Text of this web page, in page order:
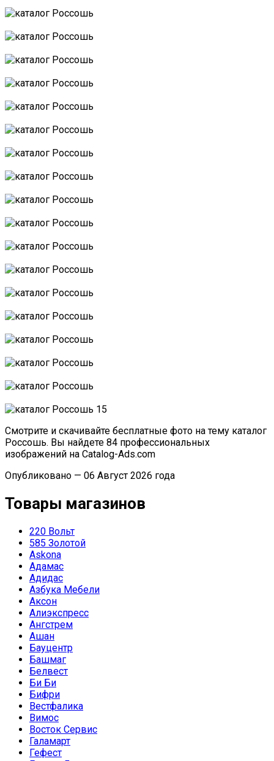
Смотрите и скачивайте бесплатные фото на тему каталог
Россошь. Вы найдете 84 профессиональных
изображений на Catalog-Ads.com
Опубликовано — 06 Август 2026 года
Товары магазинов
220 Вольт
585 Золотой
Askona
Адамас
Адидас
Азбука Мебели
Аксон
Алиэкспресс
Ангстрем
Ашан
Бауцентр
Башмаг
Белвест
Би Би
Бифри
Вестфалика
Вимос
Восток Сервис
Галамарт
Гефест